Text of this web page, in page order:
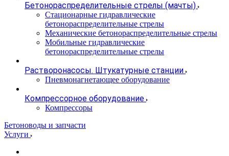
Бетонораспределительные стрелы (мачты)
Стационарные гидравлические
бетонораспределительные стрелы
Механические бетонораспределительные стрелы
Мобильные гидравлические
бетонораспределительные стрелы
Растворонасосы. Штукатурные станции
Пневмонагнетающее оборудование
Компрессорное оборудование
Компрессоры
Бетоноводы и запчасти
Услуги